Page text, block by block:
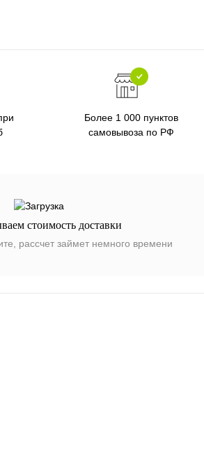
Более 1 000 пунктов
самовывоза по РФ
стоимость доставки
рассчет займет немного времени